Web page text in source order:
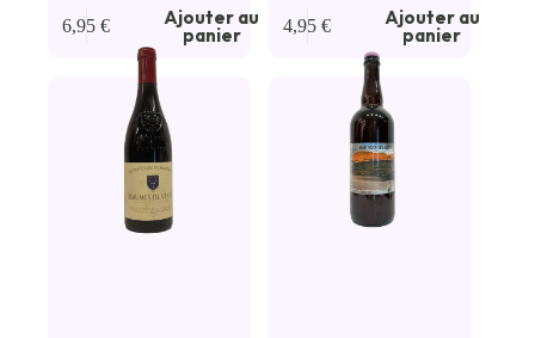
6,95€ Ajouter au
panier 4,95€ Ajouter au
panier